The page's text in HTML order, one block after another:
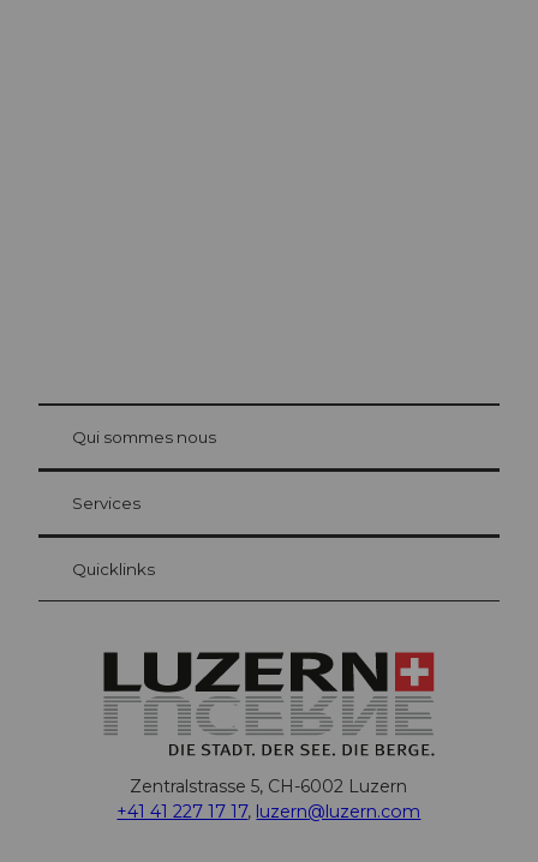
Carte d’hôte Lucerne
Vos avantages en tant qu'hôte pour la nuit
at Bre
Qui sommes nous
Services
Quicklinks
Zentralstrasse 5, CH-6002 Luzern
+41 41 227 17 17, luzern@luzern.com